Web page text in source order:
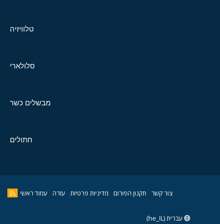
טלוויזיה
סלולארי
מבשלים כשר
חתולים
צור קשר תקנון הפורום מדיניות פרטיות עזרה עמוד ראשי
עברית (he_IL)